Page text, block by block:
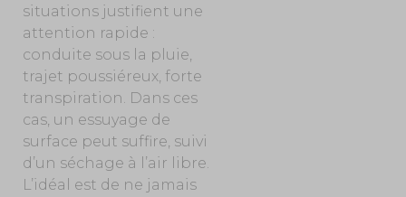
situations justifient une
attention rapide :
conduite sous la pluie,
trajet poussiéreux, forte
transpiration. Dans ces
cas, un essuyage de
surface peut suffire, suivi
d’un séchage à l’air libre.
L’idéal est de ne jamais